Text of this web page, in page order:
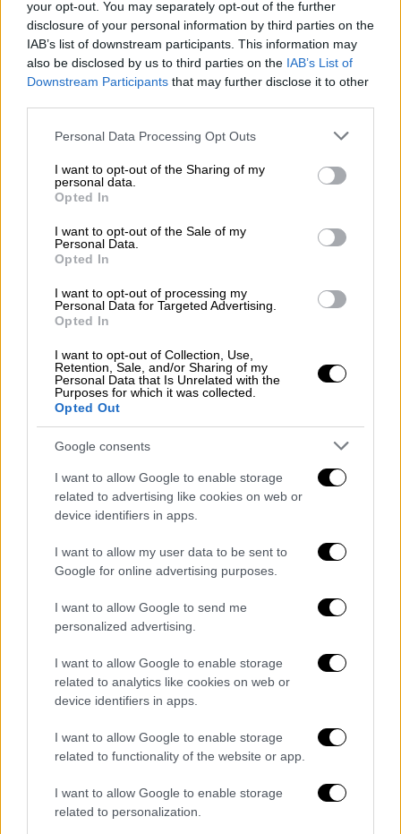
your opt-out. You may separately opt-out of the further
disclosure of your personal information by third parties on the
IAB’s list of downstream participants. This information may
also be disclosed by us to third parties on the IAB’s List of
Downstream Participants that may further disclose it to other
Please note that this website/app uses one or more Google
not limited to your visit or usage behaviour. You may click to
grant or deny consent to Google and its third-party tags to
use your data for below specified purposes in below Google
consent section.
Personal Data Processing Opt Outs
I want to opt-out of the Sharing of my
personal data.
Opted In
I want to opt-out of the Sale of my
Personal Data.
Opted In
I want to opt-out of processing my
Personal Data for Targeted Advertising.
Opted In
I want to opt-out of Collection, Use,
Retention, Sale, and/or Sharing of my
Personal Data that Is Unrelated with the
Purposes for which it was collected.
Opted Out
Google consents
I want to allow Google to enable storage
related to advertising like cookies on web or
device identifiers in apps.
I want to allow my user data to be sent to
Google for online advertising purposes.
I want to allow Google to send me
personalized advertising.
I want to allow Google to enable storage
related to analytics like cookies on web or
device identifiers in apps.
I want to allow Google to enable storage
related to functionality of the website or app.
I want to allow Google to enable storage
related to personalization.
ΔΙΑΒΑΣΤΕ ΕΠΙΣΗΣ
Κόσμος|19.02.2025 16:16
Η Χαμάς δηλώνει έτοιμη να
απελευθερώσει όλους τους ομήρους
στην επόμενη φάση της εκεχειρίας
Το καθεστώς βίζα-express στην πύλη έχει
επιταχύνει τη ροή των επισκεπτών με τον
Αύγουστο να είναι ο πιο δημοφιλής μήνας με
296.980 αφίξεις.
Η Ελλάδα ως «οικονομική επιλογή»
για τους Τούρκους
Τα ρεπορτάζ επισημαίνουν ότι η τάση αυτή
έχει άμεση σχέση με τις δυσβάσταχτες
αυξήσεις στις τιμές των
Το υψηλό κόστος διακοπών στην Τουρκία
στρέφει τους τουρίστες προς την
παρόλο που «η ίδια θάλασσα και ο ίδιος
ήλιος υπάρχουν και εδώ, αλλά οι
καταλυμάτων, τροφίμων και ποτών κάνουν
Επισημαίνεται επίσης πως η σχέση τιμής-
ποιότητας είναι καλύτερη στην
γεγονός που οδηγεί πολλούς
Τούρκουςνα
επιλέγουν τα ελληνικά νησιά έναντι των
«Κάναμε την Ελλάδα πλούσια» είναι ο